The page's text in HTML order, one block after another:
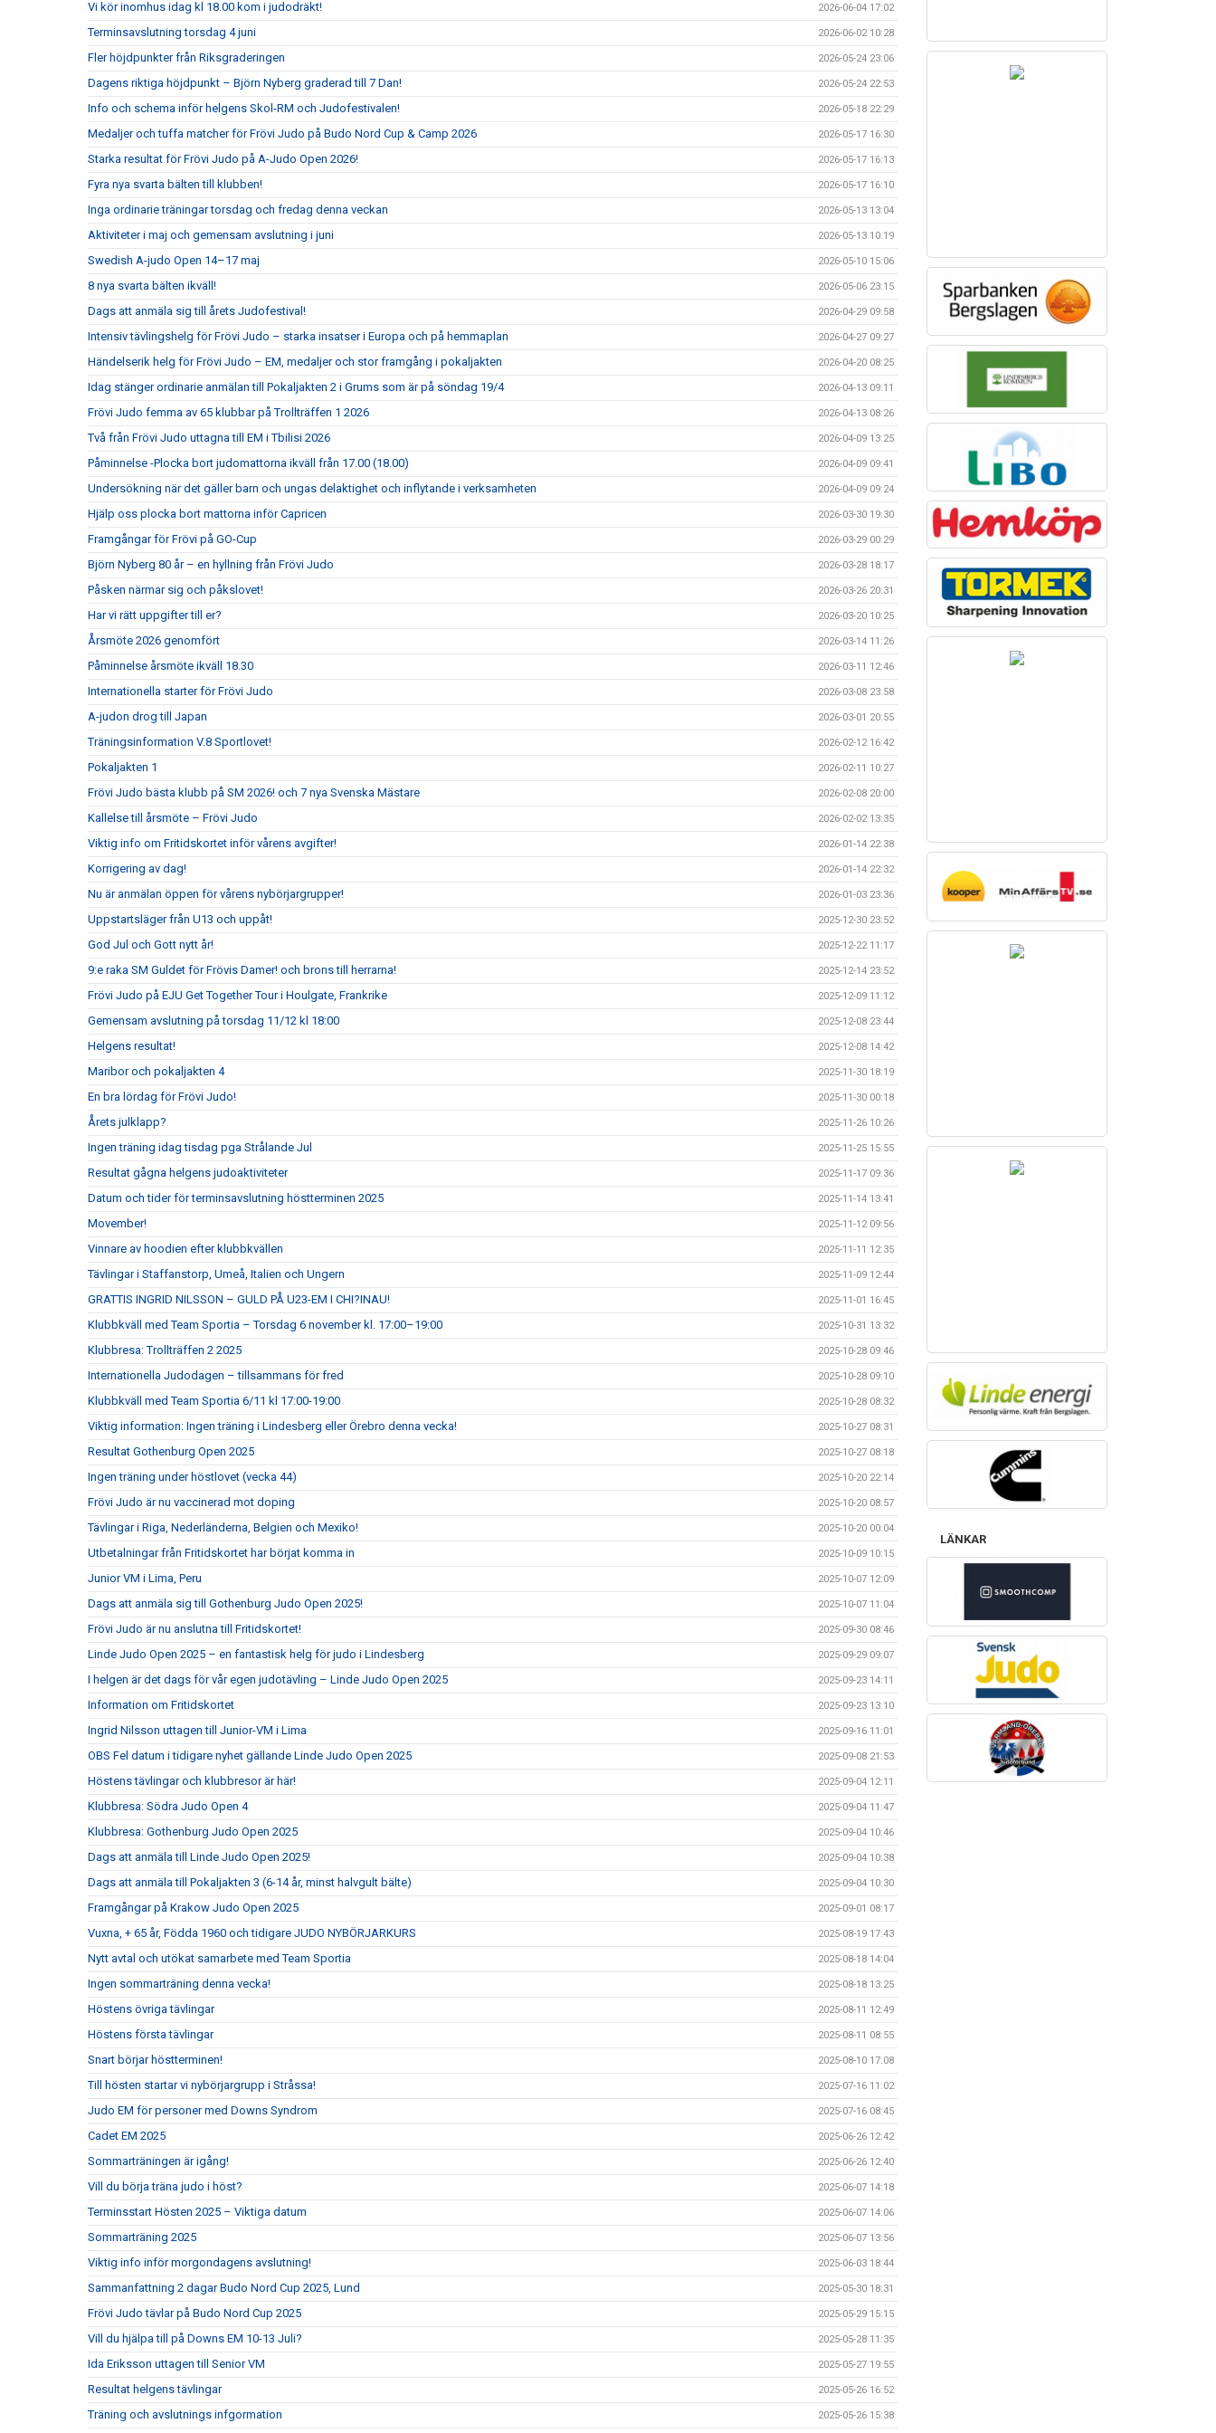
Vi kör inomhus idag kl 18.00 kom i judodräkt! 2026-06-04 17:02
Terminsavslutning torsdag 4 juni 2026-06-02 10:28
Fler höjdpunkter från Riksgraderingen 2026-05-24 23:06
Dagens riktiga höjdpunkt – Björn Nyberg graderad till 7 Dan! 2026-05-24 22:53
Info och schema inför helgens Skol-RM och Judofestivalen! 2026-05-18 22:29
Medaljer och tuffa matcher för Frövi Judo på Budo Nord Cup & Camp 2026 2026-05-17 16:30
Starka resultat för Frövi Judo på A-Judo Open 2026! 2026-05-17 16:13
Fyra nya svarta bälten till klubben! 2026-05-17 16:10
Inga ordinarie träningar torsdag och fredag denna veckan 2026-05-13 13:04
Aktiviteter i maj och gemensam avslutning i juni 2026-05-13 10:19
Swedish A-judo Open 14–17 maj 2026-05-10 15:06
8 nya svarta bälten ikväll! 2026-05-06 23:15
Dags att anmäla sig till årets Judofestival! 2026-04-29 09:58
Intensiv tävlingshelg för Frövi Judo – starka insatser i Europa och på hemmaplan 2026-04-27 09:27
Händelserik helg för Frövi Judo – EM, medaljer och stor framgång i pokaljakten 2026-04-20 08:25
Idag stänger ordinarie anmälan till Pokaljakten 2 i Grums som är på söndag 19/4 2026-04-13 09:11
Frövi Judo femma av 65 klubbar på Trollträffen 1 2026 2026-04-13 08:26
Två från Frövi Judo uttagna till EM i Tbilisi 2026 2026-04-09 13:25
Påminnelse -Plocka bort judomattorna ikväll från 17.00 (18.00) 2026-04-09 09:41
Undersökning när det gäller barn och ungas delaktighet och inflytande i verksamheten 2026-04-09 09:24
Hjälp oss plocka bort mattorna inför Capricen 2026-03-30 19:30
Framgångar för Frövi på GO-Cup 2026-03-29 00:29
Björn Nyberg 80 år – en hyllning från Frövi Judo 2026-03-28 18:17
Påsken närmar sig och påkslovet! 2026-03-26 20:31
Har vi rätt uppgifter till er? 2026-03-20 10:25
Årsmöte 2026 genomfört 2026-03-14 11:26
Påminnelse årsmöte ikväll 18.30 2026-03-11 12:46
Internationella starter för Frövi Judo 2026-03-08 23:58
A-judon drog till Japan 2026-03-01 20:55
Träningsinformation V.8 Sportlovet! 2026-02-12 16:42
Pokaljakten 1 2026-02-11 10:27
Frövi Judo bästa klubb på SM 2026! och 7 nya Svenska Mästare 2026-02-08 20:00
Kallelse till årsmöte – Frövi Judo 2026-02-02 13:35
Viktig info om Fritidskortet inför vårens avgifter! 2026-01-14 22:38
Korrigering av dag! 2026-01-14 22:32
Nu är anmälan öppen för vårens nybörjargrupper! 2026-01-03 23:36
Uppstartsläger från U13 och uppåt! 2025-12-30 23:52
God Jul och Gott nytt år! 2025-12-22 11:17
9:e raka SM Guldet för Frövis Damer! och brons till herrarna! 2025-12-14 23:52
Frövi Judo på EJU Get Together Tour i Houlgate, Frankrike 2025-12-09 11:12
Gemensam avslutning på torsdag 11/12 kl 18:00 2025-12-08 23:44
Helgens resultat! 2025-12-08 14:42
Maribor och pokaljakten 4 2025-11-30 18:19
En bra lördag för Frövi Judo! 2025-11-30 00:18
Årets julklapp? 2025-11-26 10:26
Ingen träning idag tisdag pga Strålande Jul 2025-11-25 15:55
Resultat gågna helgens judoaktiviteter 2025-11-17 09:36
Datum och tider för terminsavslutning höstterminen 2025 2025-11-14 13:41
Movember! 2025-11-12 09:56
Vinnare av hoodien efter klubbkvällen 2025-11-11 12:35
Tävlingar i Staffanstorp, Umeå, Italien och Ungern 2025-11-09 12:44
GRATTIS INGRID NILSSON – GULD PÅ U23-EM I CHI?INAU! 2025-11-01 16:45
Klubbkväll med Team Sportia – Torsdag 6 november kl. 17:00–19:00 2025-10-31 13:32
Klubbresa: Trollträffen 2 2025 2025-10-28 09:46
Internationella Judodagen – tillsammans för fred 2025-10-28 09:10
Klubbkväll med Team Sportia 6/11 kl 17:00-19:00 2025-10-28 08:32
Viktig information: Ingen träning i Lindesberg eller Örebro denna vecka! 2025-10-27 08:31
Resultat Gothenburg Open 2025 2025-10-27 08:18
Ingen träning under höstlovet (vecka 44) 2025-10-20 22:14
Frövi Judo är nu vaccinerad mot doping 2025-10-20 08:57
Tävlingar i Riga, Nederländerna, Belgien och Mexiko! 2025-10-20 00:04
Utbetalningar från Fritidskortet har börjat komma in 2025-10-09 10:15
Junior VM i Lima, Peru 2025-10-07 12:09
Dags att anmäla sig till Gothenburg Judo Open 2025! 2025-10-07 11:04
Frövi Judo är nu anslutna till Fritidskortet! 2025-09-30 08:46
Linde Judo Open 2025 – en fantastisk helg för judo i Lindesberg 2025-09-29 09:07
I helgen är det dags för vår egen judotävling – Linde Judo Open 2025 2025-09-23 14:11
Information om Fritidskortet 2025-09-23 13:10
Ingrid Nilsson uttagen till Junior-VM i Lima 2025-09-16 11:01
OBS Fel datum i tidigare nyhet gällande Linde Judo Open 2025 2025-09-08 21:53
Höstens tävlingar och klubbresor är här! 2025-09-04 12:11
Klubbresa: Södra Judo Open 4 2025-09-04 11:47
Klubbresa: Gothenburg Judo Open 2025 2025-09-04 10:46
Dags att anmäla till Linde Judo Open 2025! 2025-09-04 10:38
Dags att anmäla till Pokaljakten 3 (6-14 år, minst halvgult bälte) 2025-09-04 10:30
Framgångar på Krakow Judo Open 2025 2025-09-01 08:17
Vuxna, + 65 år, Födda 1960 och tidigare JUDO NYBÖRJARKURS 2025-08-19 17:43
Nytt avtal och utökat samarbete med Team Sportia 2025-08-18 14:04
Ingen sommarträning denna vecka! 2025-08-18 13:25
Höstens övriga tävlingar 2025-08-11 12:49
Höstens första tävlingar 2025-08-11 08:55
Snart börjar höstterminen! 2025-08-10 17:08
Till hösten startar vi nybörjargrupp i Stråssa! 2025-07-16 11:02
Judo EM för personer med Downs Syndrom 2025-07-16 08:45
Cadet EM 2025 2025-06-26 12:42
Sommarträningen är igång! 2025-06-26 12:40
Vill du börja träna judo i höst? 2025-06-07 14:18
Terminsstart Hösten 2025 – Viktiga datum 2025-06-07 14:06
Sommarträning 2025 2025-06-07 13:56
Viktig info inför morgondagens avslutning! 2025-06-03 18:44
Sammanfattning 2 dagar Budo Nord Cup 2025, Lund 2025-05-30 18:31
Frövi Judo tävlar på Budo Nord Cup 2025 2025-05-29 15:15
Vill du hjälpa till på Downs EM 10-13 Juli? 2025-05-28 11:35
Ida Eriksson uttagen till Senior VM 2025-05-27 19:55
Resultat helgens tävlingar 2025-05-26 16:52
Träning och avslutnings infgormation 2025-05-26 15:38
LÄNKAR